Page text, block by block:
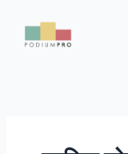
content